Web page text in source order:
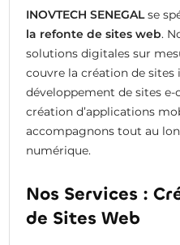
INOVTECH SENEGALse
la refonte de sites web.
solutions digitales sur
couvre la création de sites
développement de sites
création d’applications
accompagnons tout au
numérique.
Nos Services :
de Sites Web